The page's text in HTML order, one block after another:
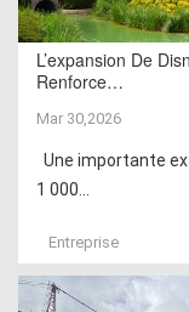
L’expansion De
Renforce…
Mar 30,2026
Une importante
1 000...
Entreprise